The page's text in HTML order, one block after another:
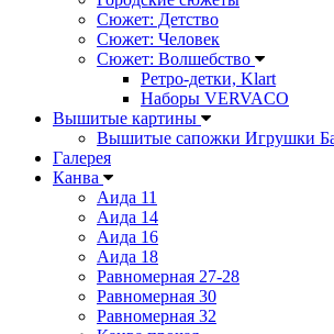
Сюжет: Детство
Сюжет: Человек
Сюжет: Волшебство
Ретро-детки, Klart
Наборы VERVACO
Вышитые картины
Вышитые сапожки Игрушки
Галерея
Канва
Аида 11
Аида 14
Аида 16
Аида 18
Равномерная 27-28
Равномерная 30
Равномерная 32